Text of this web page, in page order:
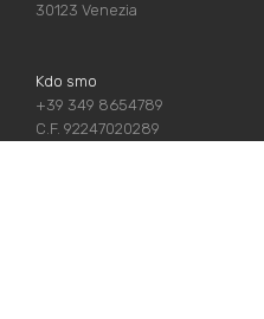
30123 Venezia
Kdo smo
+39 349 8654789
C.F. 92247020289